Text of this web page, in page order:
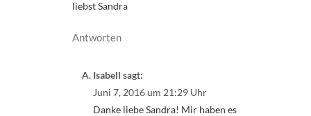
liebst Sandra
Antworten
Isabell sagt:
Juni 7, 2016 um 21:29 Uhr
Danke liebe Sandra! Mir haben es